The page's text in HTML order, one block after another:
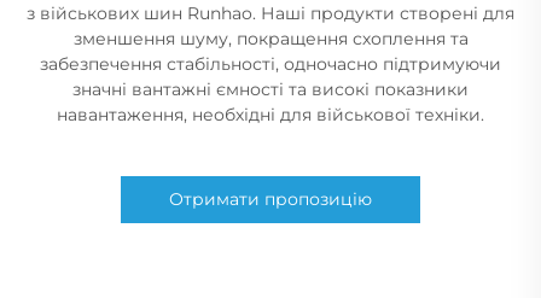
з військових шин Runhao. Наші продукти створені для
зменшення шуму, покращення схоплення та
забезпечення стабільності, одночасно підтримуючи
значні вантажні ємності та високі показники
навантаження, необхідні для військової техніки.
Отримати пропозицію